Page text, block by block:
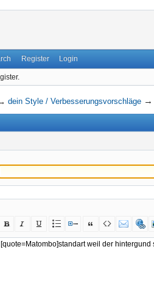
Register Login
dein Style / Verbesserungsvorschläge →